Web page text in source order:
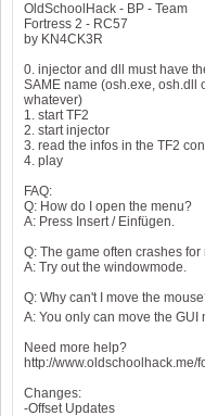
OldSchoolHack - BP - Team
Fortress 2 - RC57
by KN4CK3R
0. injector and dll must have
SAME name (osh.exe, osh.dll
whatever)
1. start TF2
2. start injector
3. read the infos in the TF2
4. play
FAQ:
Q: How do I open the menu?
A: Press Insert / Einfügen.
Q: The game often crashes for
A: Try out the windowmode.
Q: Why can't I move the
A: You only can move the
Need more help?
http://www.oldschoolhack.me/
Changes:
-Offset Updates